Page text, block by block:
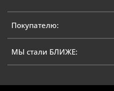
Покупателю:
МЫ стали БЛИЖЕ: